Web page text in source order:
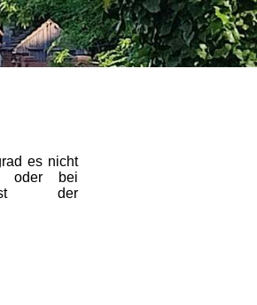
es nicht
oder bei
ist der